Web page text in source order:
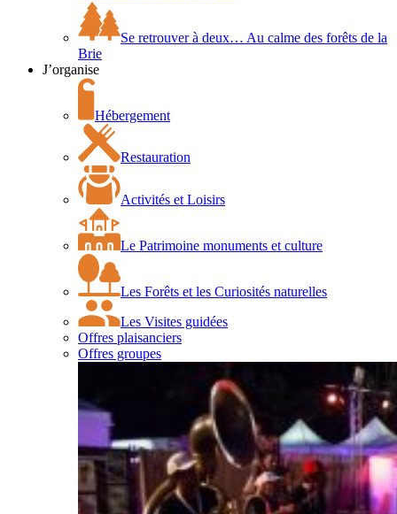
Se retrouver à deux… Au calme des forêts de la
Brie
J’organise
Hébergement
Restauration
Activités et Loisirs
Le Patrimoine monuments et culture
Les Forêts et les Curiosités naturelles
Les Visites guidées
Offres plaisanciers
Offres groupes